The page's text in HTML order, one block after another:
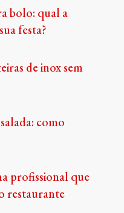
bolo: qual a
festa?
de inox sem
como
profissional que
restaurante